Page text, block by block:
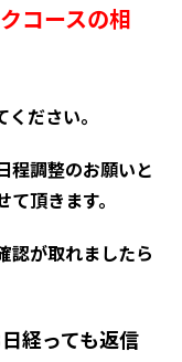
コースの相
ださい。
程調整のお願いと
頂きます。
認が取れましたら
経っても返信